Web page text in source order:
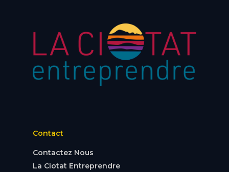
Contact
Contactez Nous
La Ciotat Entreprendre